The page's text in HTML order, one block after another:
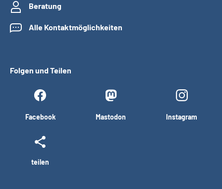
Beratung
Alle Kontaktmöglichkeiten
Folgen und Teilen
Facebook Mastodon Instagram
teilen